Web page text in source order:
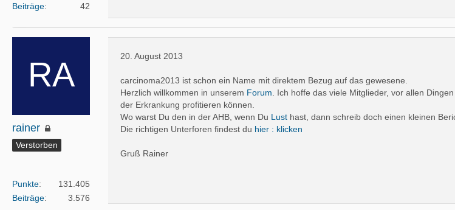
Beiträge
42
rainer
Verstorben
Punkte
131.405
Beiträge
3.576
20. August 2013
carcinoma2013 ist schon ein Name mit direktem Bezug auf das gewesene.
Herzlich willkommen in unserem Forum . Ich hoffe das viele Mitglieder, vor allen
der Erkrankung profitieren können.
Wo warst Du den in der AHB, wenn Du Lust hast, dann schreib doch einen kleinen
Die richtigen Unterforen findest du hier : klicken
Gruß Rainer